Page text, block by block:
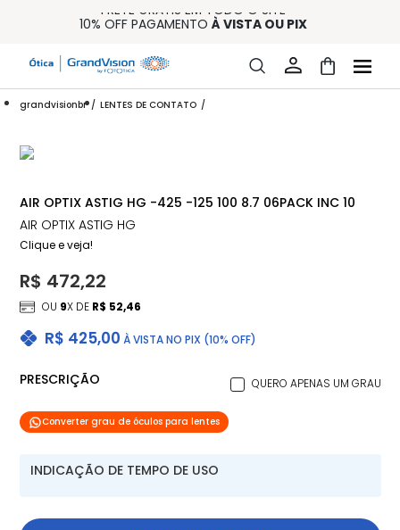
FRETE GRÁTIS EM TODO O SITE
10% OFF PAGAMENTO À VISTA OU PIX
15% OFF NA PRIMEIRA COMPRA (CONSULTE REGULAMENTO)
32% OFF NO COMBO - CONS. REG.
grandvisionbr LENTES DE CONTATO
AIR OPTIX ASTIG HG -425 -125 100 8.7 06PACK INC 10
AIR OPTIX ASTIG HG
Clique e veja!
R$ 425,00 À VISTA NO PIX (10% OFF)
R$ 472,22
OU 9X DE R$ 52,46
PRESCRIÇÃO QUERO APENAS UM GRAU
Converter grau de óculos para lentes
INDICAÇÃO DE TEMPO DE USO